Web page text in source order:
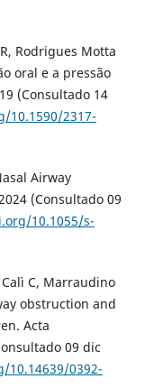
Rodrigues Motta
oral e a pressão
(Consultado 14
10.1590/2317-
Airway
(Consultado 09
10.1055/s-
Calì C, Marraudino
obstruction and
Acta
09 dic
0392-